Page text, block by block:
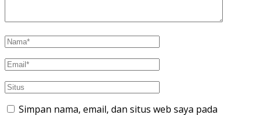
Simpan nama, email, dan situs web saya pada